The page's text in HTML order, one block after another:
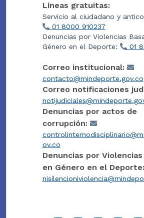
Líneas gratuitas:
Servicio al ciudadano y
01 8000 910237
Denuncias por Violencias
Género en el Deporte:
01
Correo institucional:
contacto@mindeporte.gov.co
Correo notificaciones
Denuncias por actos de
corrupción:
ov.co
Denuncias por Violencias
en Género en el Deporte: